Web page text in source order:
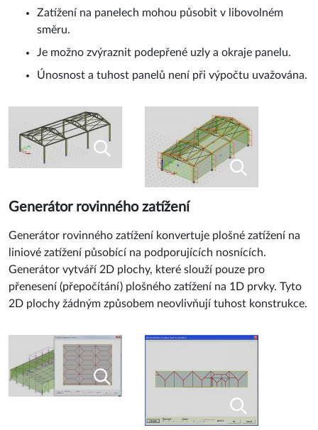
Zatížení na panelech mohou působit v libovolném
směru.
Je možno zvýraznit podepřené uzly a okraje panelu.
Únosnost a tuhost panelů není při výpočtu uvažována.
Generátor rovinného zatížení
Generátor rovinného zatížení konvertuje plošné zatížení na
liniové zatížení působící na podporujících nosnících.
Generátor vytváří 2D plochy, které slouží pouze pro
přenesení (přepočítání) plošného zatížení na 1D prvky. Tyto
2D plochy žádným způsobem neovlivňují tuhost konstrukce.